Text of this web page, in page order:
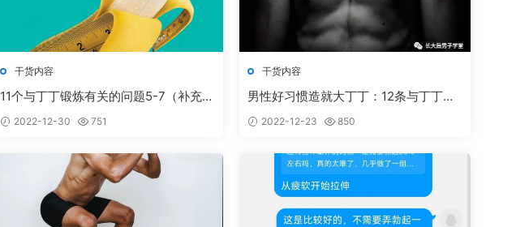
干货内容
11个与丁丁锻炼有关的问题5-7（补充
322022-12-30 751
干货内容
男性好习惯造就大丁丁：12条与丁丁发
2022-12-23 850